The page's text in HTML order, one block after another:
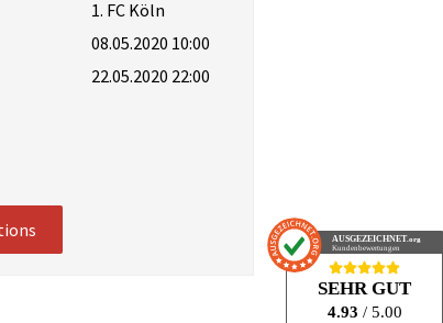
1. FC Köln
08.05.2020 10:00
22.05.2020 22:00
AUSGEZEICHNET .org
Kundenbewertungen
SEHR GUT
4.93 / 5.00